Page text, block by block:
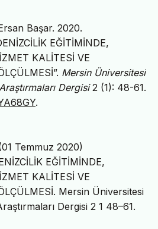
Başar. 2020.
EĞİTİMİNDE,
KALİTESİ VE
Mersin Üniversitesi
Dergisi2 (1): 48-61.
.
Temmuz 2020)
EĞİTİMİNDE,
KALİTESİ VE
Mersin Üniversitesi
Dergisi 2 1 48–61.